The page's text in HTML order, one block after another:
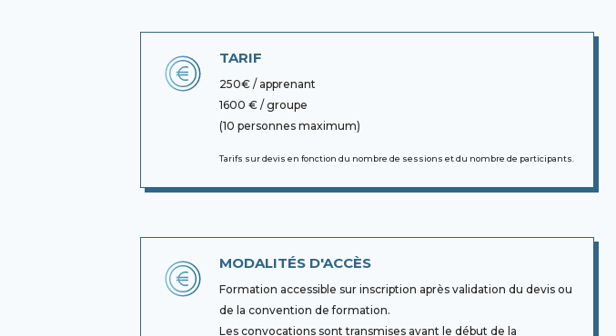
TARIF
250€ / apprenant
1600 € / groupe
(10 personnes maximum)
Tarifs sur devis en fonction du nombre de sessions et du nombre de participants.
MODALITÉS D'ACCÈS
Formation accessible sur inscription après validation du devis ou
de la convention de formation.
Les convocations sont transmises avant le début de la